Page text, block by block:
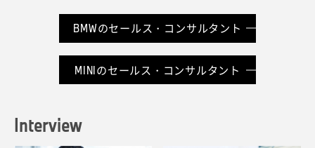
BMWのセールス・コンサルタント
MINIのセールス・コンサルタント
Interview
MINIのテクニシャン
伝達して的確な指示を出すスキル
BMWのサービス・アドバイザー
BMWのプロダクト・ジーニアス
MINIのプロダクト・ジーニアス
MINIのマネジャー